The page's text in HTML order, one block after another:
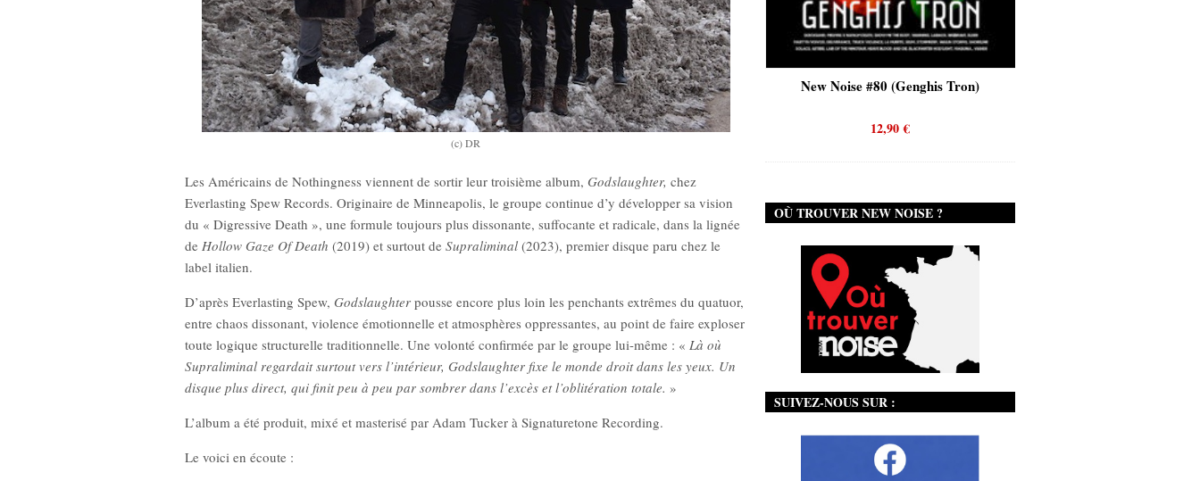
(c) DR
Les Américains de Nothingness viennent de sortir leur troisième album, Godslaughter, chez
Everlasting Spew Records. Originaire de Minneapolis, le groupe continue d’y développer sa vision
du « Digressive Death », une formule toujours plus dissonante, suffocante et radicale, dans la lignée
de Hollow Gaze Of Death (2019) et surtout de Supraliminal (2023), premier disque paru chez le
label italien.
D’après Everlasting Spew, Godslaughter pousse encore plus loin les penchants extrêmes du quatuor,
entre chaos dissonant, violence émotionnelle et atmosphères oppressantes, au point de faire exploser
toute logique structurelle traditionnelle. Une volonté confirmée par le groupe lui-même : « Là où
Supraliminal regardait surtout vers l’intérieur, Godslaughter fixe le monde droit dans les yeux. Un
disque plus direct, qui finit peu à peu par sombrer dans l’excès et l’oblitération totale. »
L’album a été produit, mixé et masterisé par Adam Tucker à Signaturetone Recording.
Le voici en écoute :
New Noise #79 (Neurosis)
12,90€
New Noise #80 (Genghis Tron) New Noise #80 (Quicksand)
OÙ TROUVER NEW NOISE ?
SUIVEZ-NOUS SUR :